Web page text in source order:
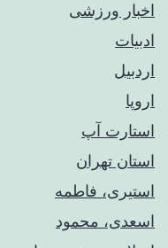
اخبار ورزشی
ادبیات
اردبیل
اروپا
استارت آپ
استان تهران
استیری، فاطمه
اسعدی، محمود